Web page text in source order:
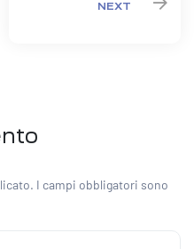
NEXT
I campi obbligatori sono